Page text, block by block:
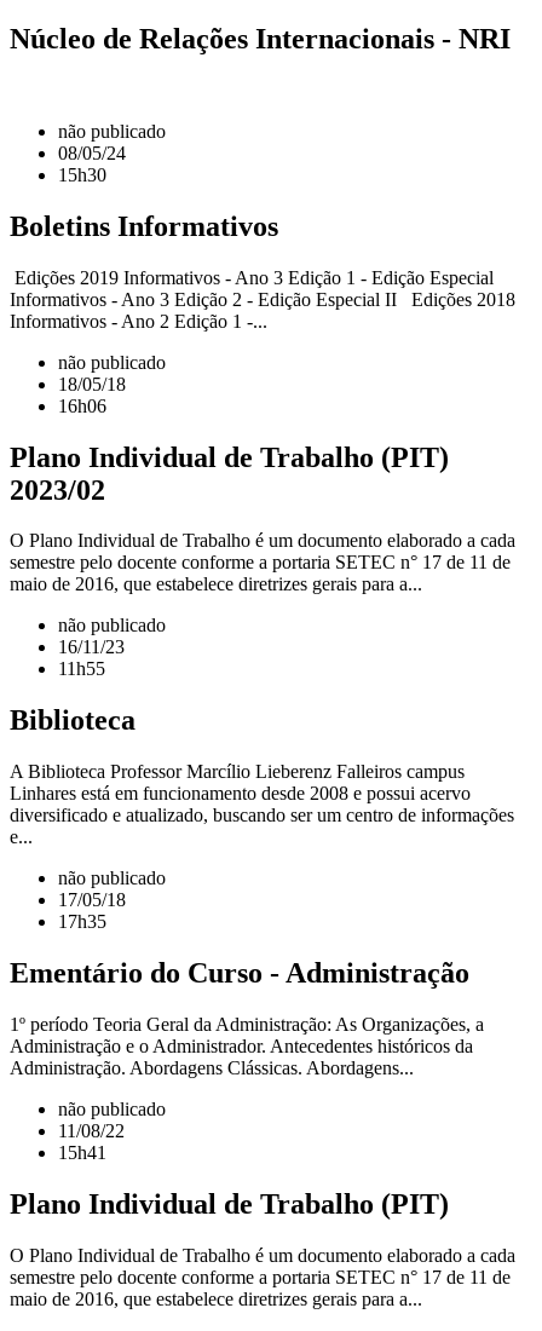
Núcleo de Relações Internacionais - NRI
não publicado
08/05/24
15h30
Boletins Informativos
Edições 2019 Informativos - Ano 3 Edição 1 - Edição Especial
Informativos - Ano 3 Edição 2 - Edição Especial II Edições 2018
Informativos - Ano 2 Edição 1 -...
não publicado
18/05/18
16h06
Plano Individual de Trabalho (PIT)
2023/02
O Plano Individual de Trabalho é um documento elaborado a cada
semestre pelo docente conforme a portaria SETEC n° 17 de 11 de
maio de 2016, que estabelece diretrizes gerais para a...
não publicado
16/11/23
11h55
Biblioteca
A Biblioteca Professor Marcílio Lieberenz Falleiros campus
Linhares está em funcionamento desde 2008 e possui acervo
diversificado e atualizado, buscando ser um centro de informações
e...
não publicado
17/05/18
17h35
Ementário do Curso - Administração
1º período Teoria Geral da Administração: As Organizações, a
Administração e o Administrador. Antecedentes históricos da
Administração. Abordagens Clássicas. Abordagens...
não publicado
11/08/22
15h41
Plano Individual de Trabalho (PIT)
O Plano Individual de Trabalho é um documento elaborado a cada
semestre pelo docente conforme a portaria SETEC n° 17 de 11 de
maio de 2016, que estabelece diretrizes gerais para a...